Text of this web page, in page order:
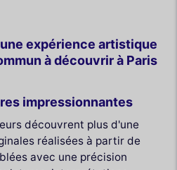
expérience artistique
à découvrir à Paris
impressionnantes
découvrent plus d'une
réalisées à partir de
avec une précision